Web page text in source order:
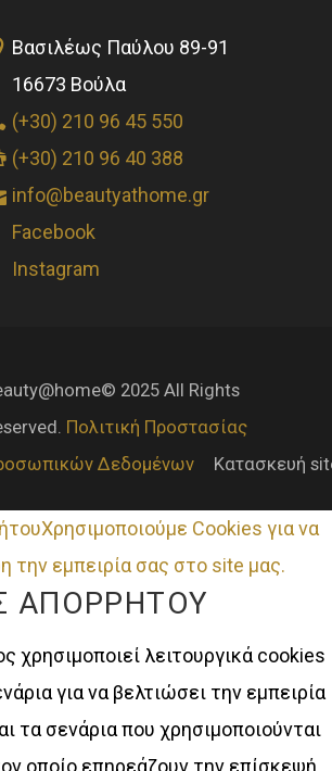
Βασιλέως Παύλου 89-91
16673 Βούλα
(+30) 210 96 45 550
(+30) 210 96 40 388
info@beautyathome.gr
Facebook
Instagram
2025 All Rights
Πολιτική Προστασίας
Δεδομένων
Κατασκευή
Χρησιμοποιούμε Cookies για να
την εμπειρία σας στο site μας.
ΑΠΟΡΡΉΤΟΥ
χρησιμοποιεί λειτουργικά cookies
για να βελτιώσει την εμπειρία
τα σενάρια που χρησιμοποιούνται